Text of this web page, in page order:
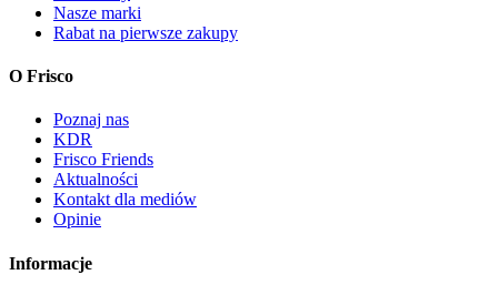
Nasze marki
Rabat na pierwsze zakupy
O Frisco
Poznaj nas
KDR
Frisco Friends
Aktualności
Kontakt dla mediów
Opinie
Informacje